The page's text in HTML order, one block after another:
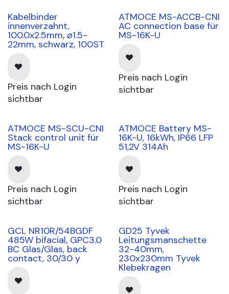
Kabelbinder
innenverzahnt,
100.0x2.5mm, ⌀1.5-
22mm, schwarz, 100ST
Preis nach Login
sichtbar
lieferbar ab kW34
ATMOCE MS-ACCB-CNI
AC connection base für
MS-16K-U
Preis nach Login
sichtbar
lieferbar ab kW34
ATMOCE MS-SCU-CNI
Stack control unit für
MS-16K-U
Preis nach Login
sichtbar
lieferbar ab kW34
ATMOCE Battery MS-
16K-U, 16kWh, IP66 LFP
51,2V 314Ah
Preis nach Login
sichtbar
lieferbar ab kW34
GCL NR10R/54BGDF
485W bifacial, GPC3.0
BC Glas/Glas, back
contact, 30/30 y
GD25 Tyvek
Leitungsmanschette
32-40mm,
230x230mm Tyvek
Klebekragen